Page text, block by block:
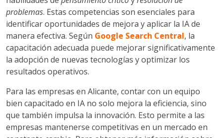
problemas. Estas competencias son esenciales para
identificar oportunidades de mejora y aplicar la IA de
manera efectiva. Según Google Search Central, la
capacitación adecuada puede mejorar significativamente
la adopción de nuevas tecnologías y optimizar los
resultados operativos.
Para las empresas en Alicante, contar con un equipo
bien capacitado en IA no solo mejora la eficiencia, sino
que también impulsa la innovación. Esto permite a las
empresas mantenerse competitivas en un mercado en